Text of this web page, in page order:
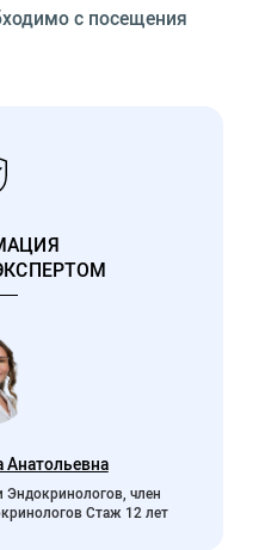
с посещения
Анатольевна
Эндокринологов, член
Стаж 12 лет